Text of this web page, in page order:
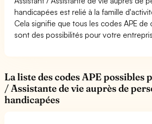
handicapées est relié à la famille
Cela signifie que tous les codes APE de
sont des possibilités pour votre
La liste des codes APE possibles
/ Assistante de vie auprès de
handicapées